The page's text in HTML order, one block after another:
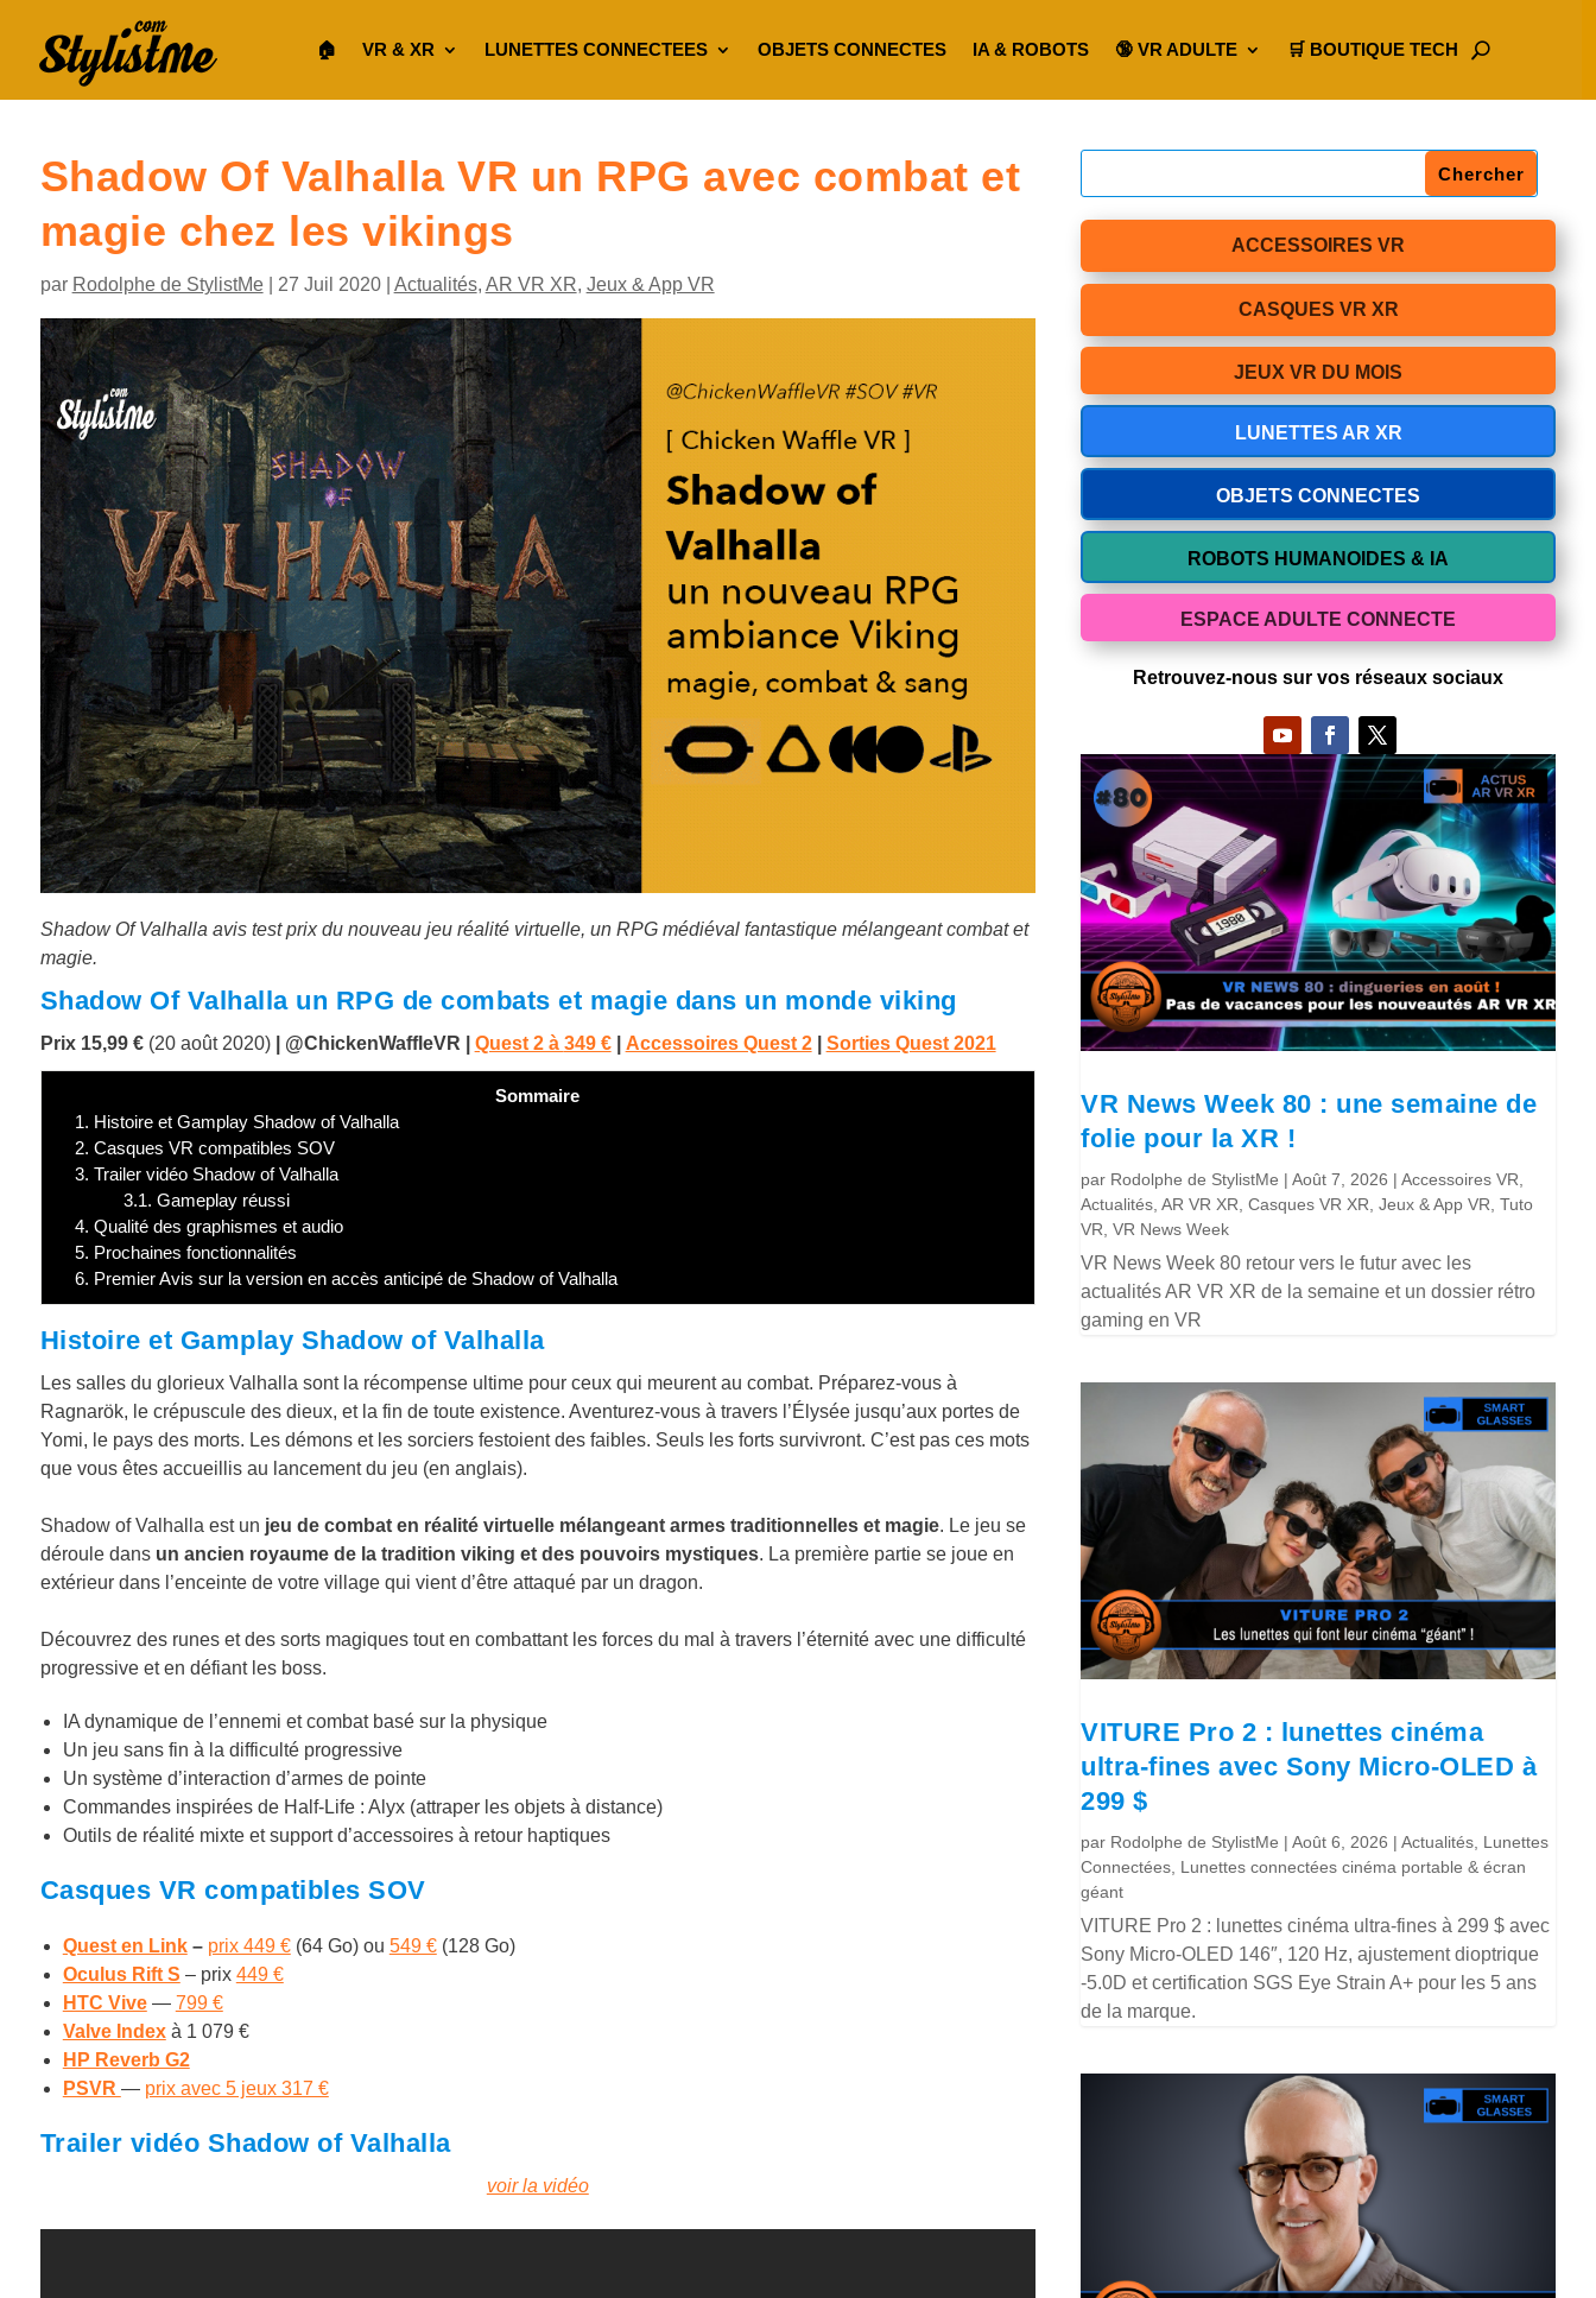
🏠︎ VR & XR LUNETTES CONNECTEES OBJETS CONNECTES IA & ROBOTS 🔞 VR ADULTE 🛒 BOUTIQUE TECH
Shadow Of Valhalla VR un RPG avec combat et
magie chez les vikings
par Rodolphe de StylistMe| 27 Juil 2020| Actualités, AR VR XR, Jeux & App VR
Shadow Of Valhalla avis test prix du nouveau jeu réalité virtuelle, un RPG médiéval fantastique mélangeant combat et
magie.
Shadow Of Valhalla un RPG de combats et magie dans un monde viking
Prix 15,99 € (20 août 2020) @ChickenWaffleVR Quest 2 à 349 €| Accessoires Quest 2 Sorties Quest 2021
Sommaire
1. Histoire et Gamplay Shadow of Valhalla
2. Casques VR compatibles SOV
3. Trailer vidéo Shadow of Valhalla
3.1. Gameplay réussi
4. Qualité des graphismes et audio
5. Prochaines fonctionnalités
6. Premier Avis sur la version en accès anticipé de Shadow of Valhalla
Histoire et Gamplay Shadow of Valhalla
Les salles du glorieux Valhalla sont la récompense ultime pour ceux qui meurent au combat. Préparez-vous à
Ragnarök, le crépuscule des dieux, et la fin de toute existence. Aventurez-vous à travers l’Élysée jusqu’aux portes de
Yomi, le pays des morts. Les démons et les sorciers festoient des faibles. Seuls les forts survivront. C’est pas ces mots
que vous êtes accueillis au lancement du jeu (en anglais).
Shadow of Valhalla est un jeu de combat en réalité virtuelle mélangeant armes traditionnelles et magie. Le jeu se
déroule dans un ancien royaume de la tradition viking et des pouvoirs mystiques. La première partie se joue en
extérieur dans l’enceinte de votre village qui vient d’être attaqué par un dragon.
Découvrez des runes et des sorts magiques tout en combattant les forces du mal à travers l’éternité avec une difficulté
progressive et en défiant les boss.
IA dynamique de l’ennemi et combat basé sur la physique
Un jeu sans fin à la difficulté progressive
Un système d’interaction d’armes de pointe
Commandes inspirées de Half-Life : Alyx (attraper les objets à distance)
Outils de réalité mixte et support d’accessoires à retour haptiques
Casques VR compatibles SOV
Quest en Link– prix 449 €(64 Go) ou 549 €(128 Go)
Oculus Rift S – prix 449 €
HTC Vive— 799 €
Valve Indexà 1 079 €
HP Reverb G2
PSVR — prix avec 5 jeux 317 €
Trailer vidéo Shadow of Valhalla
voir la vidéo
ACCESSOIRES VR
CASQUES VR XR
JEUX VR DU MOIS
LUNETTES AR XR
OBJETS CONNECTES
ROBOTS HUMANOIDES & IA
ESPACE ADULTE CONNECTE
Retrouvez-nous sur vos réseaux sociaux
VR News Week 80 : une semaine de
folie pour la XR !
par Rodolphe de StylistMe |Août 7, 2026 |Accessoires VR
Actualités ,AR VR XR ,Casques VR XR ,Jeux & App VR ,Tuto
VR ,VR News Week
VR News Week 80 retour vers le futur avec les
actualités AR VR XR de la semaine et un dossier rétro
gaming en VR
VITURE Pro 2 : lunettes cinéma
ultra-fines avec Sony Micro-OLED à
299 $
par Rodolphe de StylistMe |Août 6, 2026 |Actualités Lunettes
Connectées Lunettes connectées cinéma portable & écran
géant
VITURE Pro 2 : lunettes cinéma ultra-fines à 299 $ avec
Sony Micro-OLED 146″, 120 Hz, ajustement dioptrique
-5.0D et certification SGS Eye Strain A+ pour les 5 ans
de la marque.